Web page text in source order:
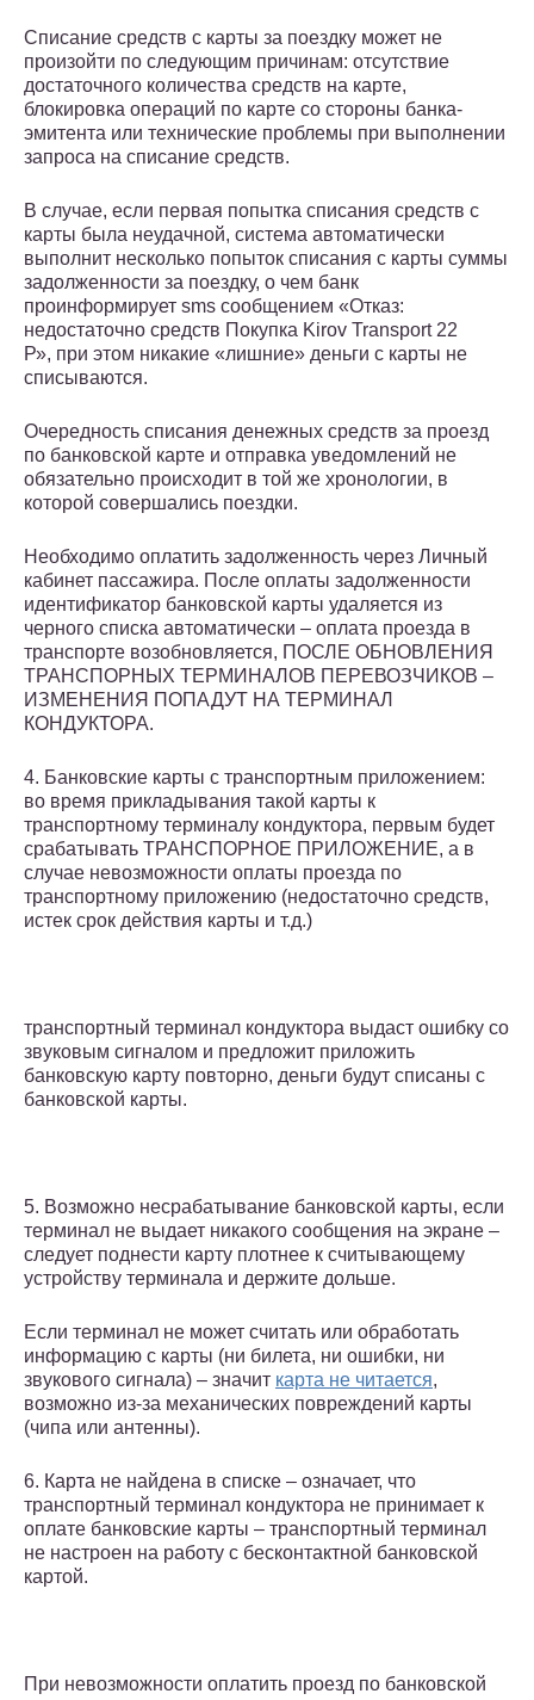
Списание средств с карты за поездку может не
произойти по следующим причинам: отсутствие
достаточного количества средств на карте,
блокировка операций по карте со стороны банка-
эмитента или технические проблемы при выполнении
запроса на списание средств.
В случае, если первая попытка списания средств с
карты была неудачной, система автоматически
выполнит несколько попыток списания с карты суммы
задолженности за поездку, о чем банк
проинформирует sms сообщением «Отказ:
недостаточно средств Покупка Kirov Transport 22
Р», при этом никакие «лишние» деньги с карты не
списываются.
Очередность списания денежных средств за проезд
по банковской карте и отправка уведомлений не
обязательно происходит в той же хронологии, в
которой совершались поездки.
Необходимо оплатить задолженность через Личный
кабинет пассажира. После оплаты задолженности
идентификатор банковской карты удаляется из
черного списка автоматически – оплата проезда в
транспорте возобновляется, ПОСЛЕ ОБНОВЛЕНИЯ
ТРАНСПОРНЫХ ТЕРМИНАЛОВ ПЕРЕВОЗЧИКОВ –
ИЗМЕНЕНИЯ ПОПАДУТ НА ТЕРМИНАЛ
КОНДУКТОРА.
4. Банковские карты с транспортным приложением:
во время прикладывания такой карты к
транспортному терминалу кондуктора, первым будет
срабатывать ТРАНСПОРНОЕ ПРИЛОЖЕНИЕ, а в
случае невозможности оплаты проезда по
транспортному приложению (недостаточно средств,
истек срок действия карты и т.д.)
транспортный терминал кондуктора выдаст ошибку со
звуковым сигналом и предложит приложить
банковскую карту повторно, деньги будут списаны с
банковской карты.
5. Возможно несрабатывание банковской карты, если
терминал не выдает никакого сообщения на экране –
следует поднести карту плотнее к считывающему
устройству терминала и держите дольше.
Если терминал не может считать или обработать
информацию с карты (ни билета, ни ошибки, ни
звукового сигнала) – значит карта не читается,
возможно из-за механических повреждений карты
(чипа или антенны).
6. Карта не найдена в списке – означает, что
транспортный терминал кондуктора не принимает к
оплате банковские карты – транспортный терминал
не настроен на работу с бесконтактной банковской
картой.
При невозможности оплатить проезд по банковской